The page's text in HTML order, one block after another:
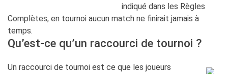
indiqué dans les Règles
Complètes, en tournoi aucun match ne finirait jamais à
temps.
Qu’est-ce qu’un raccourci de tournoi ?
Un raccourci de tournoi est ce que les joueurs